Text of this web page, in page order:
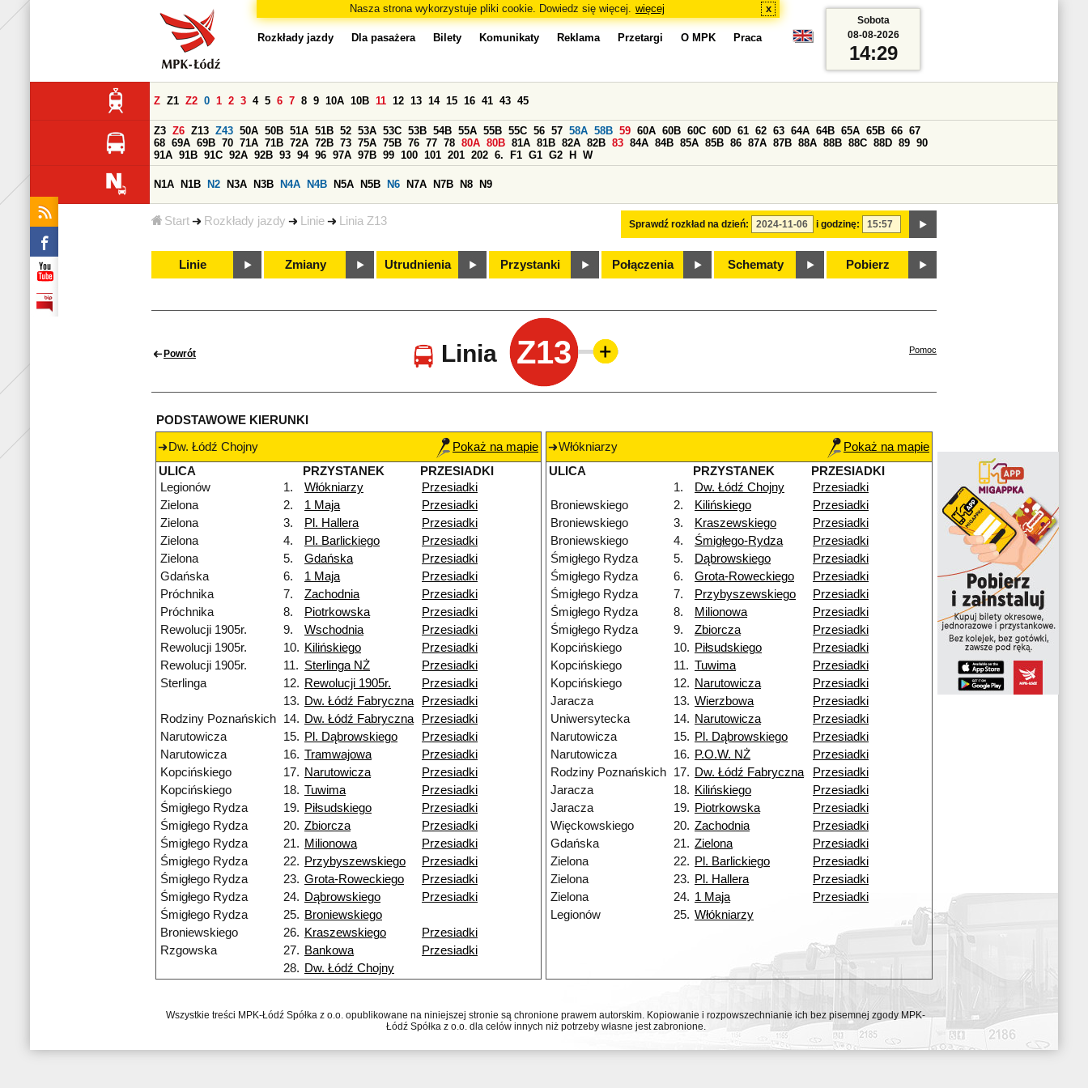
Nasza strona wykorzystuje pliki cookie. Dowiedz się więcej. więcej x
Start Rozkłady jazdy Linie Linia Z13
Rozkłady jazdy Dla pasażera Bilety Komunikaty Reklama Przetargi O MPK Praca
Sprawdź rozkład na dzień: i godzinę:
Z Z1 Z2 0 1 2 3 4 5 6 7 8 9 10A 10B 11 12 13 14 15 16 41 43 45
Z3 Z6 Z13 Z43 50A 50B 51A 51B 52 53A 53C 53B 54B 55A 55B 55C 56 57 58A 58B 59 60A 60B 60C 60D 61 62 63 64A 64B 65A 65B 66 67
68 69A 69B 70 71A 71B 72A 72B 73 75A 75B 76 77 78 80A 80B 81A 81B 82A 82B 83 84A 84B 85A 85B 86 87A 87B 88A 88B 88C 88D 89 90
91A 91B 91C 92A 92B 93 94 96 97A 97B 99 100 101 201 202 6. F1 G1 G2 H W
N1A N1B N2 N3A N3B N4A N4B N5A N5B N6 N7A N7B N8 N9
Linie Zmiany Utrudnienia Przystanki Połączenia Schematy Pobierz
Sobota
08-08-2026
14:29
Powrót Linia Z13 Pomoc
PODSTAWOWE KIERUNKI
Dw. Łódź Chojny
Pokaż na mapie
ULICA
PRZYSTANEK
PRZESIADKI
Legionów
1. Włókniarzy
Przesiadki
Zielona
2. 1 Maja
Przesiadki
Zielona
3. Pl. Hallera
Przesiadki
Zielona
4. Pl. Barlickiego
Przesiadki
Zielona
5. Gdańska
Przesiadki
Gdańska
6. 1 Maja
Przesiadki
Próchnika
7. Zachodnia
Przesiadki
Próchnika
8. Piotrkowska
Przesiadki
Rewolucji 1905r.
9. Wschodnia
Przesiadki
Rewolucji 1905r.
10. Kilińskiego
Przesiadki
Rewolucji 1905r.
11. Sterlinga NŻ
Przesiadki
Sterlinga
12. Rewolucji 1905r.
Przesiadki
13. Dw. Łódź Fabryczna
Przesiadki
Rodziny Poznańskich
14. Dw. Łódź Fabryczna
Przesiadki
Narutowicza
15. Pl. Dąbrowskiego
Przesiadki
Narutowicza
16. Tramwajowa
Przesiadki
Kopcińskiego
17. Narutowicza
Przesiadki
Kopcińskiego
18. Tuwima
Przesiadki
Śmigłego Rydza
19. Piłsudskiego
Przesiadki
Śmigłego Rydza
20. Zbiorcza
Przesiadki
Śmigłego Rydza
21. Milionowa
Przesiadki
Śmigłego Rydza
22. Przybyszewskiego
Przesiadki
Śmigłego Rydza
23. Grota-Roweckiego
Przesiadki
Śmigłego Rydza
24. Dąbrowskiego
Przesiadki
Śmigłego Rydza
25. Broniewskiego
Broniewskiego
26. Kraszewskiego
Przesiadki
Rzgowska
27. Bankowa
Przesiadki
28. Dw. Łódź Chojny
Włókniarzy
Pokaż na mapie
ULICA
PRZYSTANEK
PRZESIADKI
1.
Dw. Łódź Chojny
Przesiadki
Broniewskiego
2. Kilińskiego
Przesiadki
Broniewskiego
3. Kraszewskiego
Przesiadki
Broniewskiego
4. Śmigłego-Rydza
Przesiadki
Śmigłego Rydza
5. Dąbrowskiego
Przesiadki
Śmigłego Rydza
6. Grota-Roweckiego
Przesiadki
Śmigłego Rydza
7. Przybyszewskiego
Przesiadki
Śmigłego Rydza
8. Milionowa
Przesiadki
Śmigłego Rydza
9. Zbiorcza
Przesiadki
Kopcińskiego
10. Piłsudskiego
Przesiadki
Kopcińskiego
11. Tuwima
Przesiadki
Kopcińskiego
12. Narutowicza
Przesiadki
Jaracza
13. Wierzbowa
Przesiadki
Uniwersytecka
14. Narutowicza
Przesiadki
Narutowicza
15. Pl. Dąbrowskiego
Przesiadki
Narutowicza
16. P.O.W. NŻ
Przesiadki
Rodziny Poznańskich
17. Dw. Łódź Fabryczna
Przesiadki
Jaracza
18. Kilińskiego
Przesiadki
Jaracza
19. Piotrkowska
Przesiadki
Więckowskiego
20. Zachodnia
Przesiadki
Gdańska
21. Zielona
Przesiadki
Zielona
22. Pl. Barlickiego
Przesiadki
Zielona
23. Pl. Hallera
Przesiadki
Zielona
24. 1 Maja
Przesiadki
Legionów
25. Włókniarzy
Wszystkie treści MPK-Łódź Spółka z o.o. opublikowane na niniejszej stronie są chronione prawem autorskim. Kopiowanie i rozpowszechnianie ich bez pisemnej zgody MPK-
Łódź Spółka z o.o. dla celów innych niż potrzeby własne jest zabronione.